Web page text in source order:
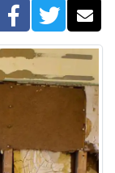
Facebook